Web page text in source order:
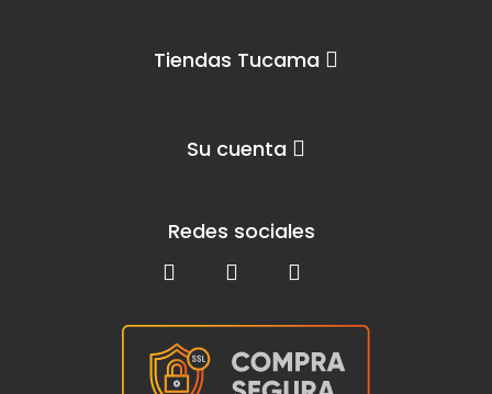
Tiendas Tucama
Su cuenta
Redes sociales